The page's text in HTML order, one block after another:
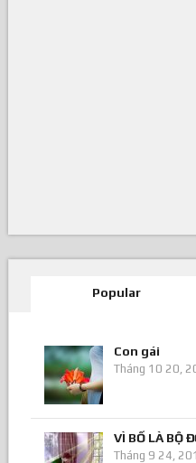
Popular
Con gái
Tháng 10 20,
VÌ BỐ LÀ BỘ
Tháng 9 24,